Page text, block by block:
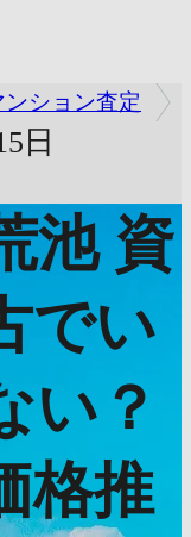
ンション査定
日
池 資
でい
い？
格推